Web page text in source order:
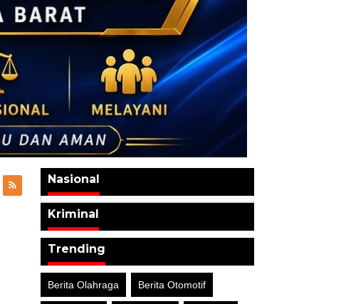
Nasional
Kriminal
Trending
Berita Olahraga Berita Otomotif